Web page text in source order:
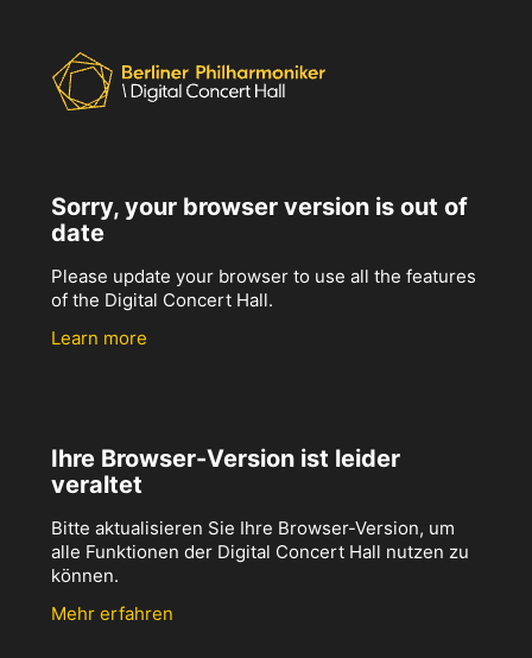
Sorry, your browser version is out of
date
Please update your browser to use all the features
of the Digital Concert Hall.
Learn more
Ihre Browser-Version ist leider
veraltet
Bitte aktualisieren Sie Ihre Browser-Version, um
alle Funktionen der Digital Concert Hall nutzen zu
können.
Mehr erfahren